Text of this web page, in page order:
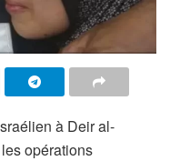
à Deir al-
opérations